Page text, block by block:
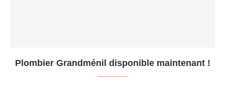
Plombier Grandménil disponible maintenant !